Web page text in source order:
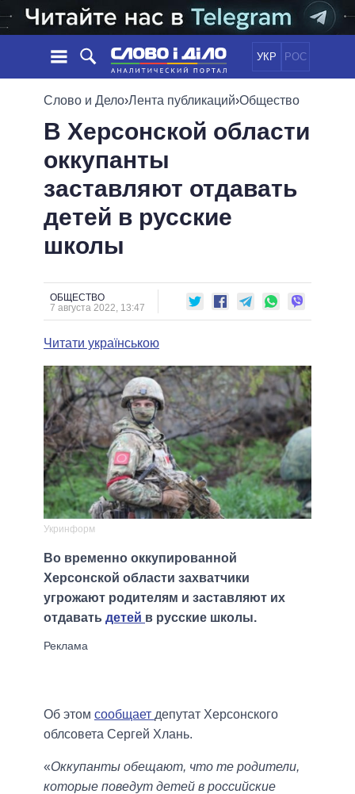
УКР РОС
НОВОСТИ
ЛЕНТА
СОБЫТИЯ
СТАТЬИ
МНЕНИЯ
ОБЗОРЫ
ДАЙДЖЕСТЫ
ПОЛИТИКА
ОБЩЕСТВО
МИР
ОБЕЩАНИЯ
ПОЛИТИКИ
ВСЕ ПОЛИТИКИ
ПРЕЗИДЕНТ И ОФИС
ВЕРХОВНАЯ РАДА
ГЛАВЫ ОБЛАДМИНИСТРАЦИЙ
МЭРЫ
ВСЕ ПЕРСОНЫ
ИНФОГРАФИКА
СРАВНЕНИЕ ПОЛИТИКОВ
Слово и Дело›Лента публикаций›Общество
В Херсонской области
оккупанты
заставляют отдавать
детей в русские
школы
ОБЩЕСТВО
7 августа 2022, 13:47
Читати українською
Укринформ
Во временно оккупированной
Херсонской области захватчики
угрожают родителям и заставляют их
отдавать детей в русские школы.
Об этом сообщает депутат Херсонского
облсовета Сергей Хлань.
«Оккупанты обещают, что те родители,
которые поведут детей в российские